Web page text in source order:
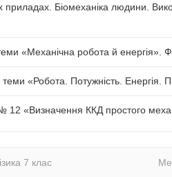
приладах. Біомеханіка людини.
«Механічна робота й енергія».
теми «Робота. Потужність. Енергія.
«Визначення ККД простого
7 клас